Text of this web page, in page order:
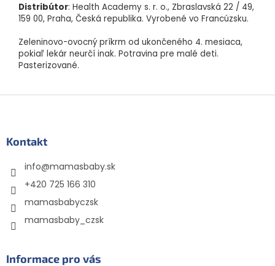
Distribútor: Health Academy s. r. o., Zbraslavská 22 / 49,
159 00, Praha, Česká republika. Vyrobené vo Francúzsku.
Zeleninovo-ovocný príkrm od ukončeného 4. mesiaca,
pokiaľ lekár neurčí inak. Potravina pre malé deti.
Pasterizované.
Kontakt
info@mamasbaby.sk
+420 725 166 310
mamasbabyczsk
mamasbaby_czsk
Informace pro vás